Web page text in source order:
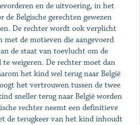
en de uitvoering, in het
Belgische gerechten gewezen
De rechter wordt ook verplicht
met de motieven die aangevoerd
de staat van toevlucht om de
weigeren. De rechter moet dan
het kind wel terug naar België
het vertrouwen tussen de twee
sneller terug naar België worden
rechter neemt een definitieve
de terugkeer van het kind inhoudt